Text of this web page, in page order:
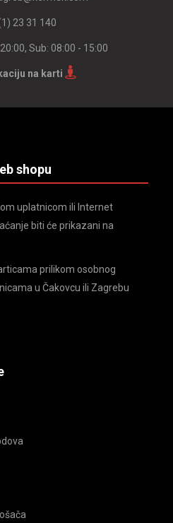
23 31 140
Sub: 08:00 - 15:00
na karti
shopu
uplatnicom ili Internet
biti će prikazani na
prilikom osobnog
u Čakovcu ili Zagrebu